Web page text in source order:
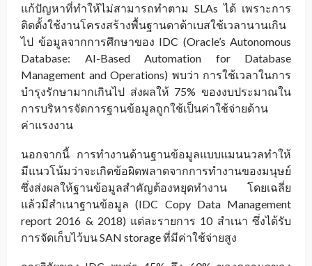
แก้ปัญหาที่ทำให้ไม่สามารถทำตาม SLAs ได้ เพราะการ
ติดตั้งใช้งานโครงสร้างพื้นฐานดาต้าเบสใช้เวลานานเกิน
ไป ข้อมูลจากการศึกษาของ IDC (Oracle’s Autonomous
Database: AI-Based Automation for Database
Management and Operations) พบว่า การใช้เวลาในการ
บำรุงรักษามากเกินไป ส่งผลให้ 75% ของงบประมาณใน
การบริหารจัดการฐานข้อมูลถูกใช้เป็นค่าใช้จ่ายด้าน
ค่าแรงงาน
นอกจากนี้ การทำงานด้านฐานข้อมูลแบบแมนนวลทำให้
มีแนวโน้มว่าจะเกิดข้อผิดพลาดจากการทำงานของมนุษย์
ซึ่งส่งผลให้ฐานข้อมูลสำคัญต้องหยุดทำงาน โดยเฉลี่ย
แล้วมีสำเนาฐานข้อมูล (IDC Copy Data Management
report 2016 & 2018) แต่ละรายการ 10 สำเนา ซึ่งได้รับ
การจัดเก็บไว้บน SAN storage ที่มีค่าใช้จ่ายสูง